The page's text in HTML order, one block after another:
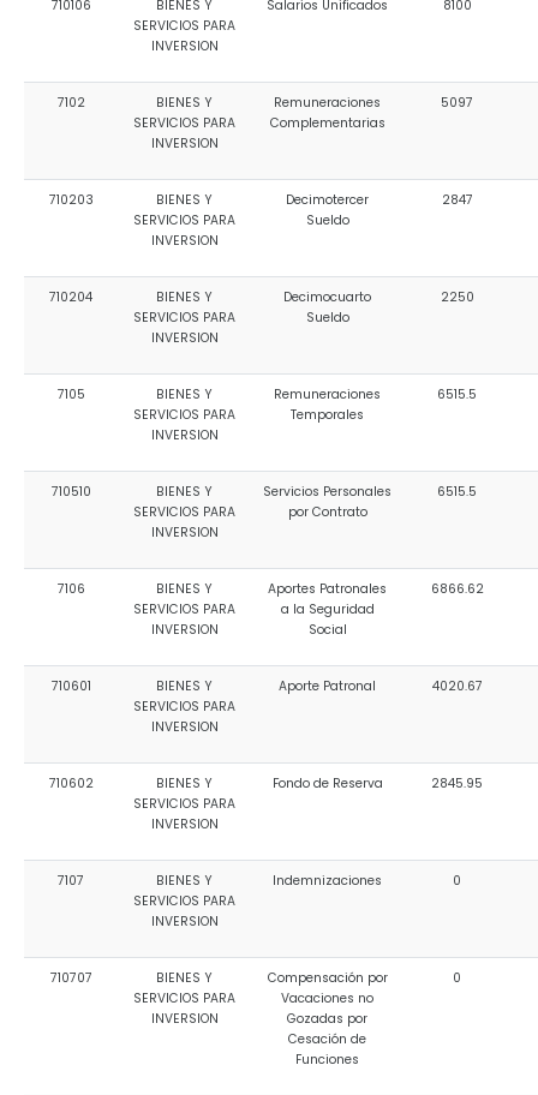
710106
BIENES Y
SERVICIOS PARA
INVERSION
Salarios Unificados 8100
7102
BIENES Y
SERVICIOS PARA
INVERSION
Remuneraciones
Complementarias
5097
710203
BIENES Y
SERVICIOS PARA
INVERSION
Decimotercer
Sueldo
2847
710204
BIENES Y
SERVICIOS PARA
INVERSION
Decimocuarto
Sueldo
2250
7105
BIENES Y
SERVICIOS PARA
INVERSION
Remuneraciones
Temporales
6515.5
710510
BIENES Y
SERVICIOS PARA
INVERSION
Servicios Personales
por Contrato
6515.5
7106
BIENES Y
SERVICIOS PARA
INVERSION
Aportes Patronales
a la Seguridad
Social
6866.62
710601
BIENES Y
SERVICIOS PARA
INVERSION
Aporte Patronal 4020.67
710602
BIENES Y
SERVICIOS PARA
INVERSION
Fondo de Reserva 2845.95
7107
BIENES Y
SERVICIOS PARA
INVERSION
Indemnizaciones 0
710707
BIENES Y
SERVICIOS PARA
INVERSION
Compensación por
Vacaciones no
Gozadas por
Cesación de
Funciones
0